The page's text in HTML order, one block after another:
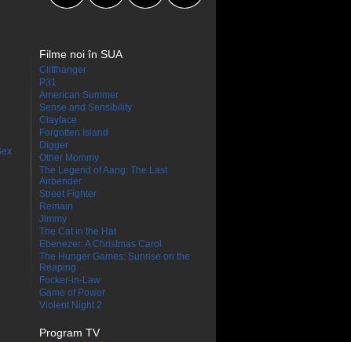
Filme noi în SUA
Cliffhanger
P31
American Summer
Sense and Sensibility
Clayface
Forgotten Island
Digger
Other Mommy
The Legend of Aang: The Last
Airbender
Street Fighter
Remain
Jimmy
The Cat in the Hat
Ebenezer: A Christmas Carol
The Hunger Games: Sunrise on the
Reaping
Focker-in-Law
Game of Power
Violent Night 2
Program TV